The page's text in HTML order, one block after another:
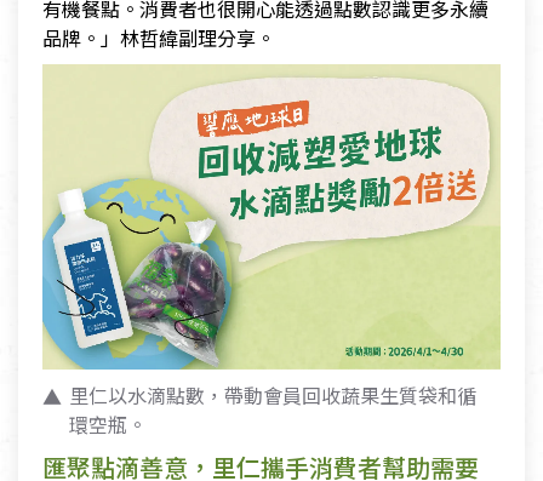
有機餐點。消費者也很開心能透過點數認識更多永續
品牌。」林哲緯副理分享。
里仁以水滴點數，帶動會員回收蔬果生質袋和循
環空瓶。
匯聚點滴善意，里仁攜手消費者幫助需要